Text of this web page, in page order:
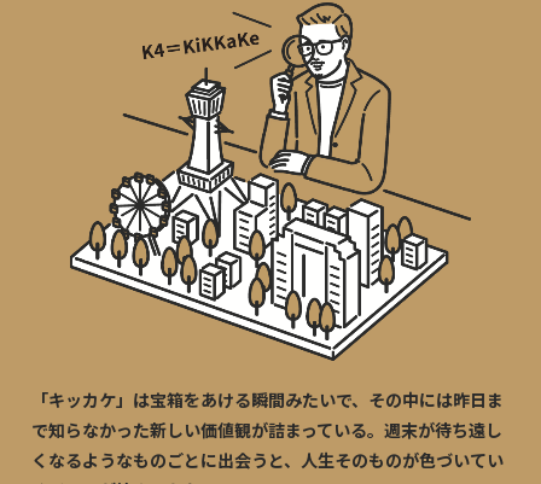
「キッカケ」は宝箱をあける瞬間みたいで、その中には昨日ま
で知らなかった新しい価値観が詰まっている。週末が待ち遠し
くなるようなものごとに出会うと、人生そのものが色づいてい